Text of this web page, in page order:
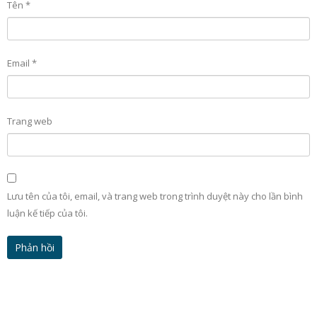
Tên *
Email *
Trang web
Lưu tên của tôi, email, và trang web trong trình duyệt này cho lần bình
luận kế tiếp của tôi.